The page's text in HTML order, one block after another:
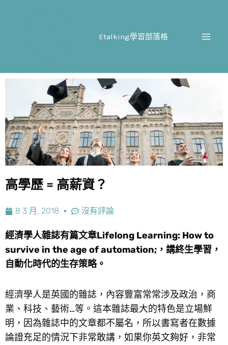
容
Etalking學習部落格
高學歷 = 高薪資？
8 3 月, 2018 沒有評論
經濟學人雜誌有篇文章Lifelong Learning: How to
survive in the age of automation;，講終生學習，
自動化時代的生存策略。
經濟學人是英國的雜誌，內容豐富常常涉及政治，商
業、科技、藝術…等。這本雜誌最大的特色是立場鮮
明，因為雜誌中的文章都不屬名，所以書寫者在數據
論證充足的情況下非常敢講，如果你英文夠好，非常